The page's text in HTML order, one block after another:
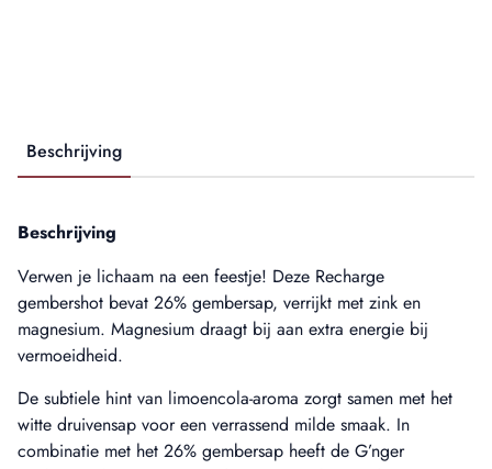
Beschrijving
Beschrijving
Verwen je lichaam na een feestje! Deze Recharge
gembershot bevat 26% gembersap, verrijkt met zink en
magnesium. Magnesium draagt bij aan extra energie bij
vermoeidheid.
De subtiele hint van limoencola-aroma zorgt samen met het
witte druivensap voor een verrassend milde smaak. In
combinatie met het 26% gembersap heeft de G’nger